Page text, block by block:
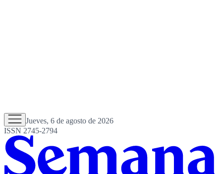
Jueves, 6 de agosto de 2026
ISSN 2745-2794